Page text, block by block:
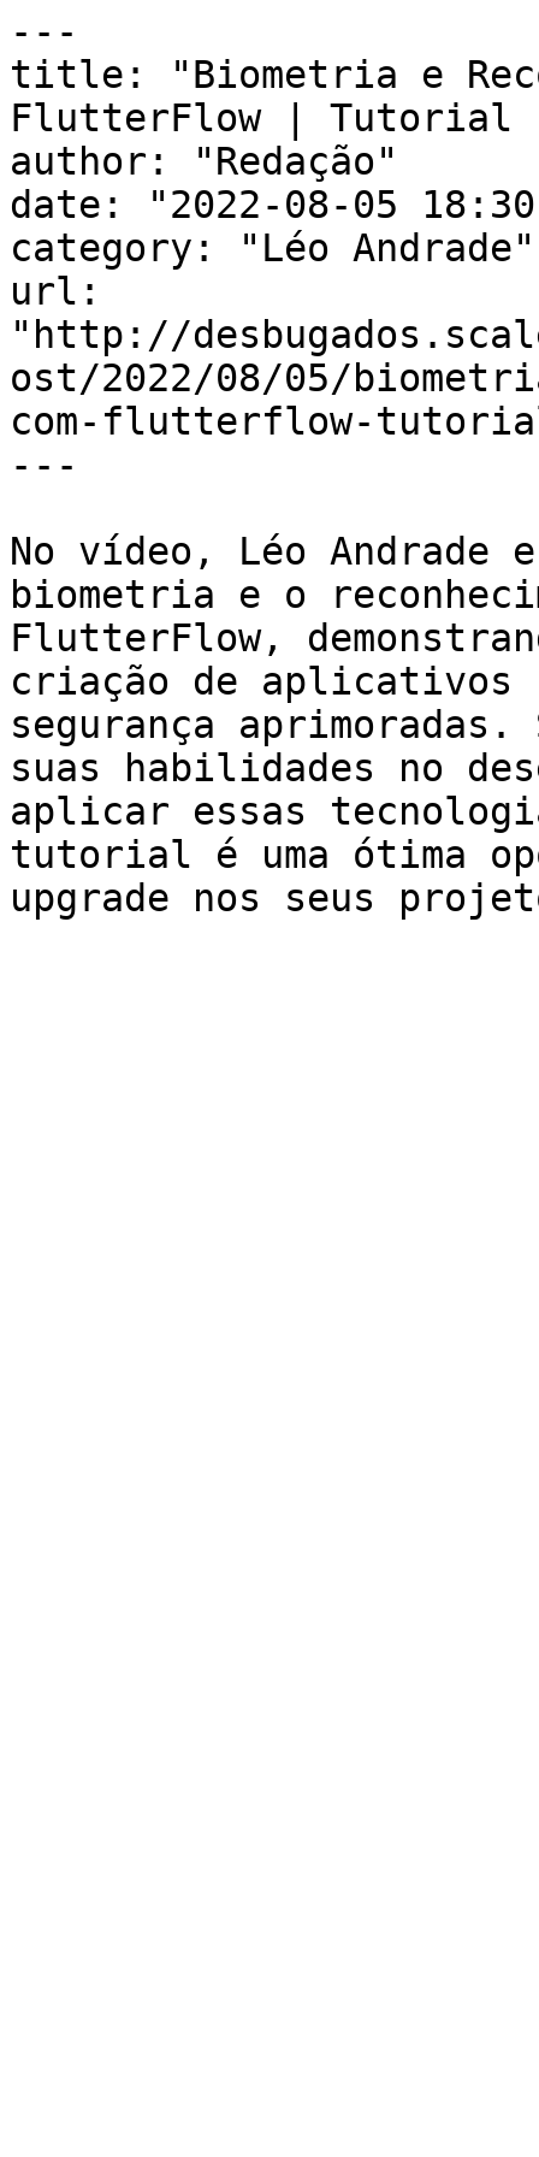
---
title: "Biometria e
FlutterFlow | Tutorial
author: "Redação"
date: "2022-08-05
category: "Léo Andrade"
url:
"http://
ost/2022/08/05/
com-flutterflow-
---
No vídeo, Léo Andrade
biometria e o
FlutterFlow,
criação de aplicativos
segurança
suas habilidades no
aplicar essas
tutorial é uma ótima
upgrade nos seus